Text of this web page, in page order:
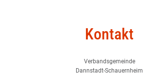
Kontakt
Verbandsgemeinde
Dannstadt-Schauernheim